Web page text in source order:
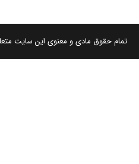
تمام حقوق مادی و معنوی این سایت